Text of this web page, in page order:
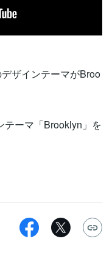
ザインテーマがBroo
テーマ「Brooklyn」を